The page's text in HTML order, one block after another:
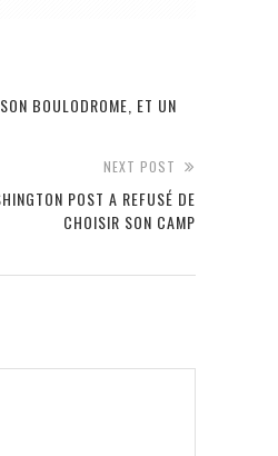
BOULODROME, ET UN
NEXT POST
POST A REFUSÉ DE
CHOISIR SON CAMP